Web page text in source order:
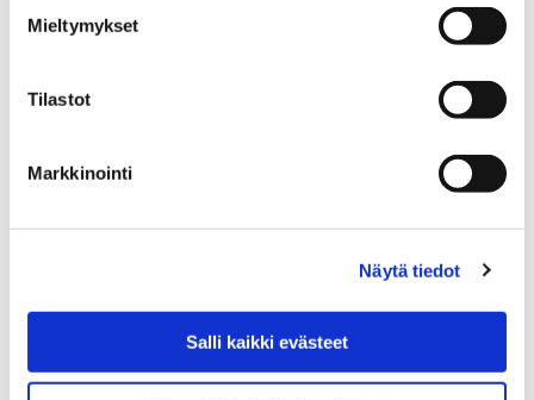
Mieltymykset
Tilastot
Markkinointi
Näytä tiedot
Salli kaikki evästeet
SuomiAreena muuttaa liikennejärjestelyjä
18 kesäkuun, 2026
SuomiAreena rantautuu Poriin 23.–26. kesäkuuta. Tänä
vuonna tapahtuma aiheuttaa poikkeavia